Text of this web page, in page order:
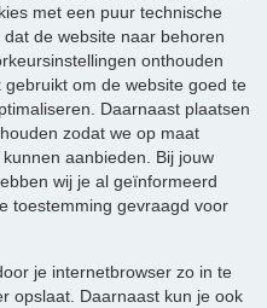
met een puur technische
de website naar behoren
onthouden
om de website goed te
Daarnaast plaatsen
zodat we op maat
aanbieden. Bij jouw
wij je al geïnformeerd
toestemming gevraagd voor
je internetbrowser zo in te
opslaat. Daarnaast kun je ook